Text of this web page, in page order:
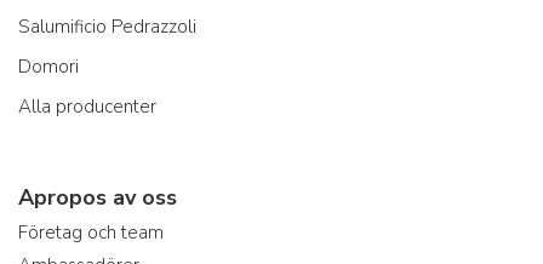
Salumificio Pedrazzoli
Domori
Alla producenter
Apropos av oss
Företag och team